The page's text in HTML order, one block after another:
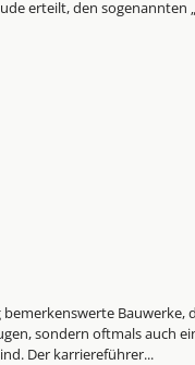
erteilt, den sogenannten
Bauwerke,
sondern oftmals auch
Der karriereführer...